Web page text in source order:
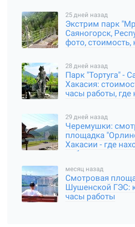
25 дней назад
Экстрим парк
Саяногорск,
фото, стоимость,
28 дней назад
Парк "Тортуга" -
Хакасия:
часы работы, где
29 дней назад
Черемушки:
площадка
Хакасии - где
добраться
месяц назад
Смотровая
Шушенской ГЭС:
часы работы